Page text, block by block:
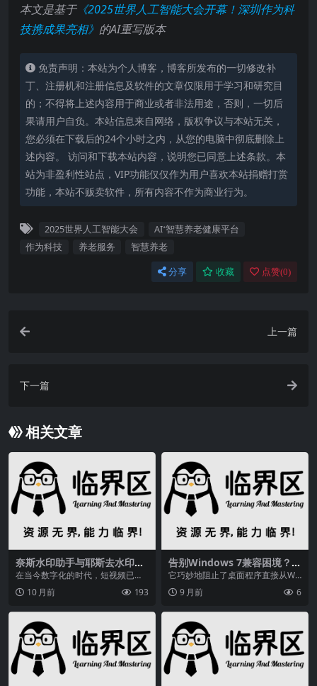
本文是基于《2025世界人工智能大会开幕！深圳作为科
技携成果亮相》 的AI重写版本
免责声明：本站为个人博客，博客所发布的一切修改补
丁、注册机和注册信息及软件的文章仅限用于学习和研究目
的；不得将上述内容用于商业或者非法用途，否则，一切后
果请用户自负。本站信息来自网络，版权争议与本站无关，
您必须在下载后的24个小时之内，从您的电脑中彻底删除上
述内容。 访问和下载本站内容，说明您已同意上述条款。本
站为非盈利性站点，VIP功能仅仅作为用户喜欢本站捐赠打赏
功能，本站不贩卖软件，所有内容不作为商业行为。
2025世界人工智能大会
AI⁺智慧养老健康平台
作为科技
养老服务 智慧养老
分享 收藏 点赞(0)
上一篇
下一篇
相关文章
奈斯水印助手与耶斯去水印：
主流平台适配、永久免费还高
效
在当今数字化的时代，短视频已经
成为了人们生活中不可或缺的一部
分。小红书作为一个热...
10 月前 193
告别Windows 7兼容困境？V
xKex NEXT工具实测：让旧系
统运行新软件的终极方案
它巧妙地阻止了桌面程序直接从Wi
ndows 8/8.1/10/11系统中导入AP...
9 月前 6